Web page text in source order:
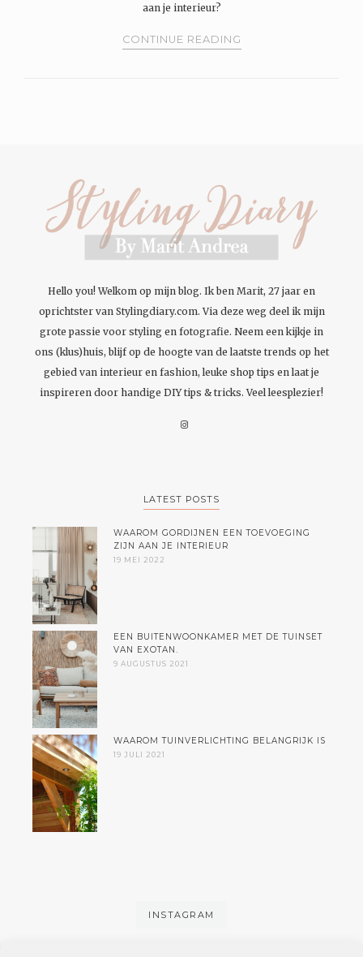
aan je interieur?
CONTINUE READING
Hello you! Welkom op mijn blog. Ik ben Marit, 27 jaar en
oprichtster van Stylingdiary.com. Via deze weg deel ik mijn
grote passie voor styling en fotografie. Neem een kijkje in
ons (klus)huis, blijf op de hoogte van de laatste trends op het
gebied van interieur en fashion, leuke shop tips en laat je
inspireren door handige DIY tips & tricks. Veel leesplezier!
LATEST POSTS
WAAROM GORDIJNEN EEN TOEVOEGING
ZIJN AAN JE INTERIEUR
19 MEI 2022
EEN BUITENWOONKAMER MET DE TUINSET
VAN EXOTAN.
9 AUGUSTUS 2021
WAAROM TUINVERLICHTING BELANGRIJK IS
19 JULI 2021
INSTAGRAM